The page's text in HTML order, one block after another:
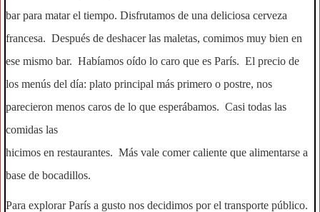
bar para matar el tiempo. Disfrutamos de una deliciosa cerveza
francesa. Después de deshacer las maletas, comimos muy bien en
ese mismo bar. Habíamos oído lo caro que es París. El precio de
los menús del día: plato principal más primero o postre, nos
parecieron menos caros de lo que esperábamos. Casi todas las
comidas las
hicimos en restaurantes. Más vale comer caliente que alimentarse a
base de bocadillos.
Para explorar París a gusto nos decidimos por el transporte público.